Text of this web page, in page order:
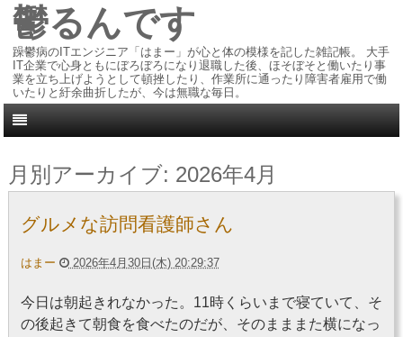
鬱るんです
躁鬱病のITエンジニア「はまー」が心と体の模様を記した雑記帳。 大手
IT企業で心身ともにぼろぼろになり退職した後、ほそぼそと働いたり事
業を立ち上げようとして頓挫したり、作業所に通ったり障害者雇用で働
いたりと紆余曲折したが、今は無職な毎日。
月別アーカイブ: 2026年4月
グルメな訪問看護師さん
はまー 2026年4月30日(木) 20:29:37
今日は朝起きれなかった。11時くらいまで寝ていて、そ
の後起きて朝食を食べたのだが、そのまままた横になっ